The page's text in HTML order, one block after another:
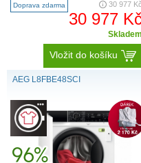
Doprava zdarma 30 977 Kč
30 977
Skladem
Vložit do košíku
AEG L8FBE48SCI